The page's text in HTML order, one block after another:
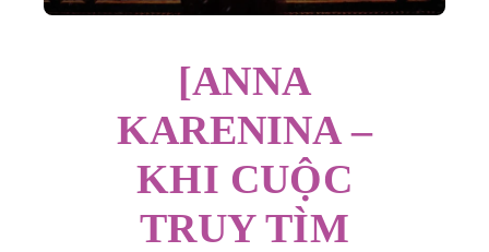
[ANNA
KARENINA –
KHI CUỘC
TRUY TÌM